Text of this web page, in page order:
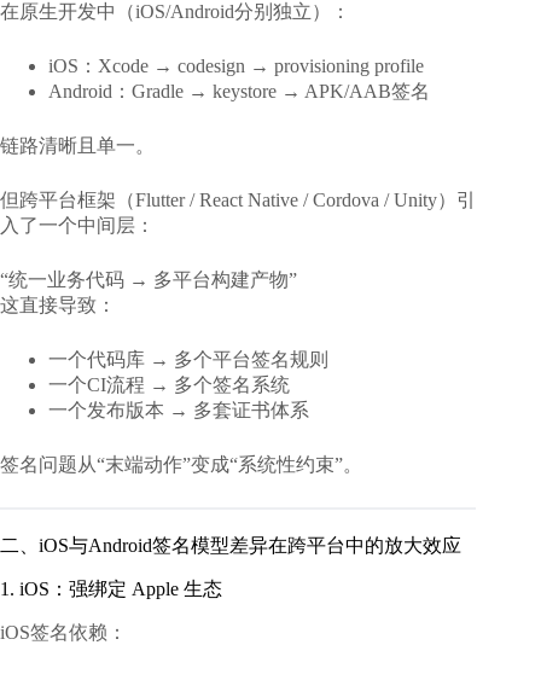
在原生开发中（iOS/Android分别独立）：
iOS：Xcode → codesign → provisioning profile
Android：Gradle → keystore → APK/AAB签名
链路清晰且单一。
但跨平台框架（Flutter / React Native / Cordova / Unity）引
入了一个中间层：
“统一业务代码 → 多平台构建产物”
这直接导致：
一个代码库 → 多个平台签名规则
一个CI流程 → 多个签名系统
一个发布版本 → 多套证书体系
签名问题从“末端动作”变成“系统性约束”。
二、iOS与Android签名模型差异在跨平台中的放大效应
1. iOS：强绑定 Apple 生态
iOS签名依赖：